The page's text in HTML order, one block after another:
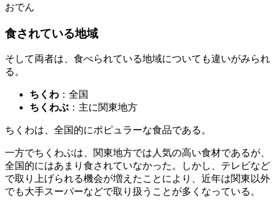
おでん
食されている地域
そして両者は、食べられている地域についても違いがみられ
る。
ちくわ ：全国
ちくわぶ ：主に関東地方
ちくわは、 全国的にポピュラーな食品である。
一方でちくわぶは、 関東地方では人気の高い食材であるが、
全国的にはあまり食されていなかった。しかし、テレビなど
で取り上げられる機会が増えたことにより、近年は関東以外
でも大手スーパーなどで取り扱うことが多くなっている。